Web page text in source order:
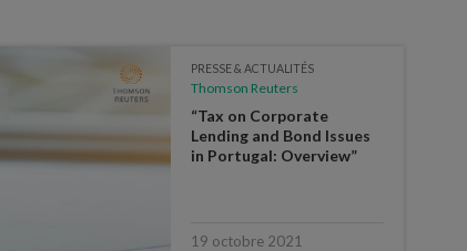
PRESSE & ACTUALITÉS
Thomson Reuters
“Tax on Corporate
Lending and Bond Issues
in Portugal: Overview”
19 octobre 2021